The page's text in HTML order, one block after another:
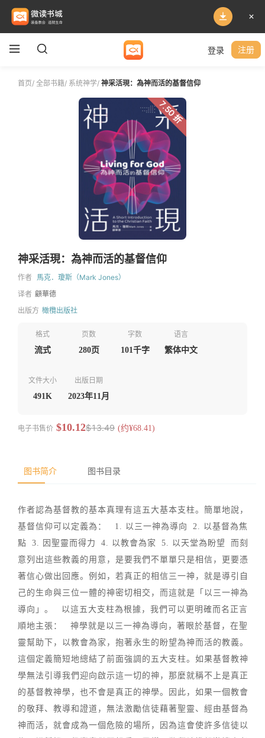
登录 注册
首页/ 全部书籍/ 系统神学/ 神采活現：為神而活的基督信仰
7.50 折
神采活現：為神而活的基督信仰
作者 馬克．瓊斯（Mark Jones）
译者 顧華德
出版方 橄欖出版社
格式
流式
页数
280页
字数
101千字
语言
繁体中文
文件大小
491K
出版日期
2023年11月
电子书售价 $10.12$13.49 (约¥68.41)
图书简介 图书目录
作者認為基督教的基本真理有這五大基本支柱。簡單地說，
基督信仰可以定義為： 1. 以三一神為導向 2. 以基督為焦
點 3. 因聖靈而得力 4. 以教會為家 5. 以天堂為盼望 而刻
意列出這些教義的用意，是要我們不單單只是相信，更要憑
著信心做出回應。例如，若真正的相信三一神，就是導引自
己的生命與三位一體的神密切相交，而這就是「以三一神為
導向」。 以這五大支柱為根據，我們可以更明確而名正言
順地主張： 神學就是以三一神為導向，著眼於基督，在聖
靈幫助下，以教會為家，抱著永生的盼望為神而活的教義。
這個定義簡短地總結了前面強調的五大支柱。如果基督教神
學無法引導我們迎向啟示這一切的神，那麼就稱不上是真正
的基督教神學，也不會是真正的神學。因此，如果一個教會
的敬拜、教導和證道，無法激勵信徒藉著聖靈、經由基督為
神而活，就會成為一個危險的場所，因為這會使許多信徒以